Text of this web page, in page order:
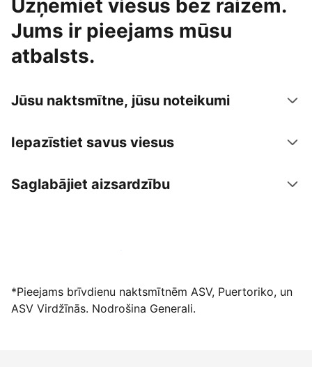
Uzņemiet viesus bez raizēm.
Jums ir pieejams mūsu
atbalsts.
Jūsu naktsmītne, jūsu noteikumi
Iepazīstiet savus viesus
Saglabājiet aizsardzību
Izvietot piedāvājumu mūsu platformā
*Pieejams brīvdienu naktsmītnēm ASV, Puertoriko, un
ASV Virdžīnās. Nodrošina Generali.